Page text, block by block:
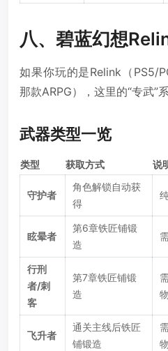
八、碧蓝幻想
如果你玩的是Relink（PS5/
那款ARPG），这里的“专武”
武器类型一览
类型 获取方式 说
守护者
角色解锁自动获
得
眩晕者
第6章铁匠铺锻
造
行刑
者/刺
客
第7章铁匠铺锻
造
物
飞升者
通关主线后铁匠
铺锻造